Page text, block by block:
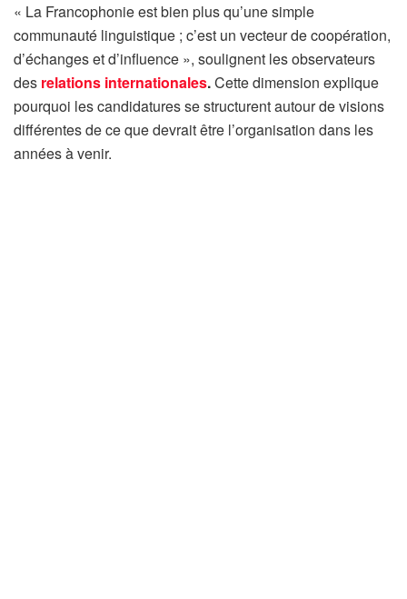
« La Francophonie est bien plus qu’une simple
communauté linguistique ; c’est un vecteur de coopération,
d’échanges et d’influence », soulignent les observateurs
des relations internationales.Cette dimension explique
pourquoi les candidatures se structurent autour de visions
différentes de ce que devrait être l’organisation dans les
années à venir.